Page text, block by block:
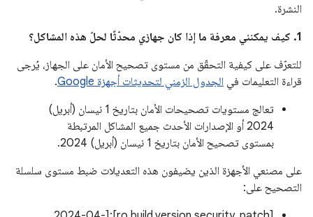
النشرة.
1. كيف يمكنني معرفة ما إذا كان جهازي محدّثًا لحلّ هذه المشاكل؟
للتعرّف على كيفية التحقّق من مستوى تصحيح الأمان على الجهاز، يُرجى
قراءة التعليمات في الجدول الزمني لتحديثات أجهزة Google
.
تعالج مستويات تصحيحات الأمان بتاريخ 1 نيسان (أبريل)
2024 أو الإصدارات الأحدث جميع المشاكل المرتبطة
بمستوى تصحيح الأمان بتاريخ 1 نيسان (أبريل) 2024.
على مصنعي الأجهزة الذين يضيفون هذه التعديلات ضبط مستوى سلسلة
التصحيح على: